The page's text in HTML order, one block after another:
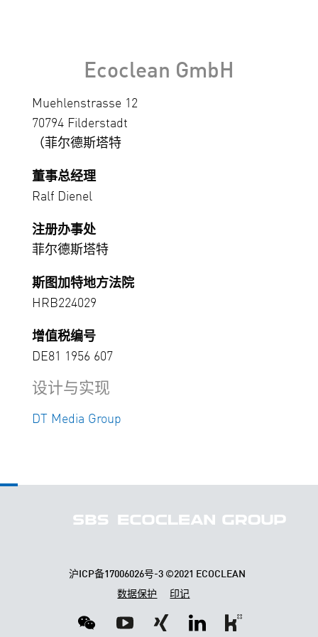
Ecoclean GmbH
Muehlenstrasse 12
70794 Filderstadt
（菲尔德斯塔特
董事总经理
Ralf Dienel
注册办事处
菲尔德斯塔特
斯图加特地方法院
HRB224029
增值税编号
DE81 1956 607
设计与实现
DT Media Group
沪ICP备17006026号-3 ©2021 ECOCLEAN
数据保护
印记